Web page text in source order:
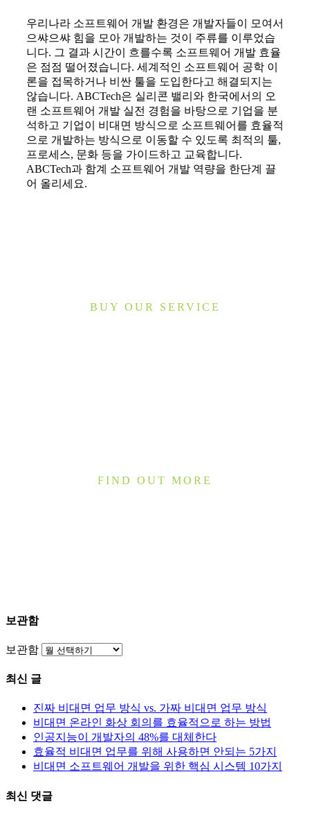
우리나라 소프트웨어 개발 환경은 개발자들이 모여서
으쌰으쌰 힘을 모아 개발하는 것이 주류를 이루었습
니다. 그 결과 시간이 흐를수록 소프트웨어 개발 효율
은 점점 떨어졌습니다. 세계적인 소프트웨어 공학 이
론을 접목하거나 비싼 툴을 도입한다고 해결되지는
않습니다. ABCTech은 실리콘 밸리와 한국에서의 오
랜 소프트웨어 개발 실전 경험을 바탕으로 기업을 분
석하고 기업이 비대면 방식으로 소프트웨어를 효율적
으로 개발하는 방식으로 이동할 수 있도록 최적의 툴,
프로세스, 문화 등을 가이드하고 교육합니다.
ABCTech과 함계 소프트웨어 개발 역량을 한단계 끌
어 올리세요.
BUY OUR SERVICE
FIND OUT MORE
보관함
보관함
최신 글
진짜 비대면 업무 방식 vs. 가짜 비대면 업무 방식
비대면 온라인 화상 회의를 효율적으로 하는 방법
인공지능이 개발자의 48%를 대체한다
효율적 비대면 업무를 위해 사용하면 안되는 5가지
비대면 소프트웨어 개발을 위한 핵심 시스템 10가지
최신 댓글